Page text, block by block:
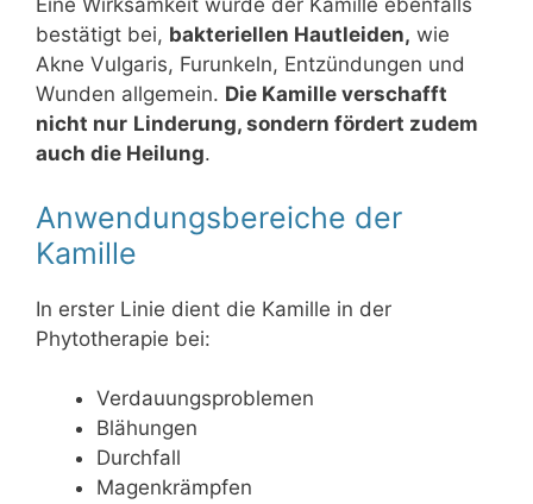
Eine Wirksamkeit wurde der Kamille ebenfalls
bestätigt bei, bakteriellen Hautleiden, wie
Akne Vulgaris, Furunkeln, Entzündungen und
Wunden allgemein. Die Kamille verschafft
nicht nur Linderung, sondern fördert zudem
auch die Heilung.
Anwendungsbereiche der
Kamille
In erster Linie dient die Kamille in der
Phytotherapie bei:
Verdauungsproblemen
Blähungen
Durchfall
Magenkrämpfen